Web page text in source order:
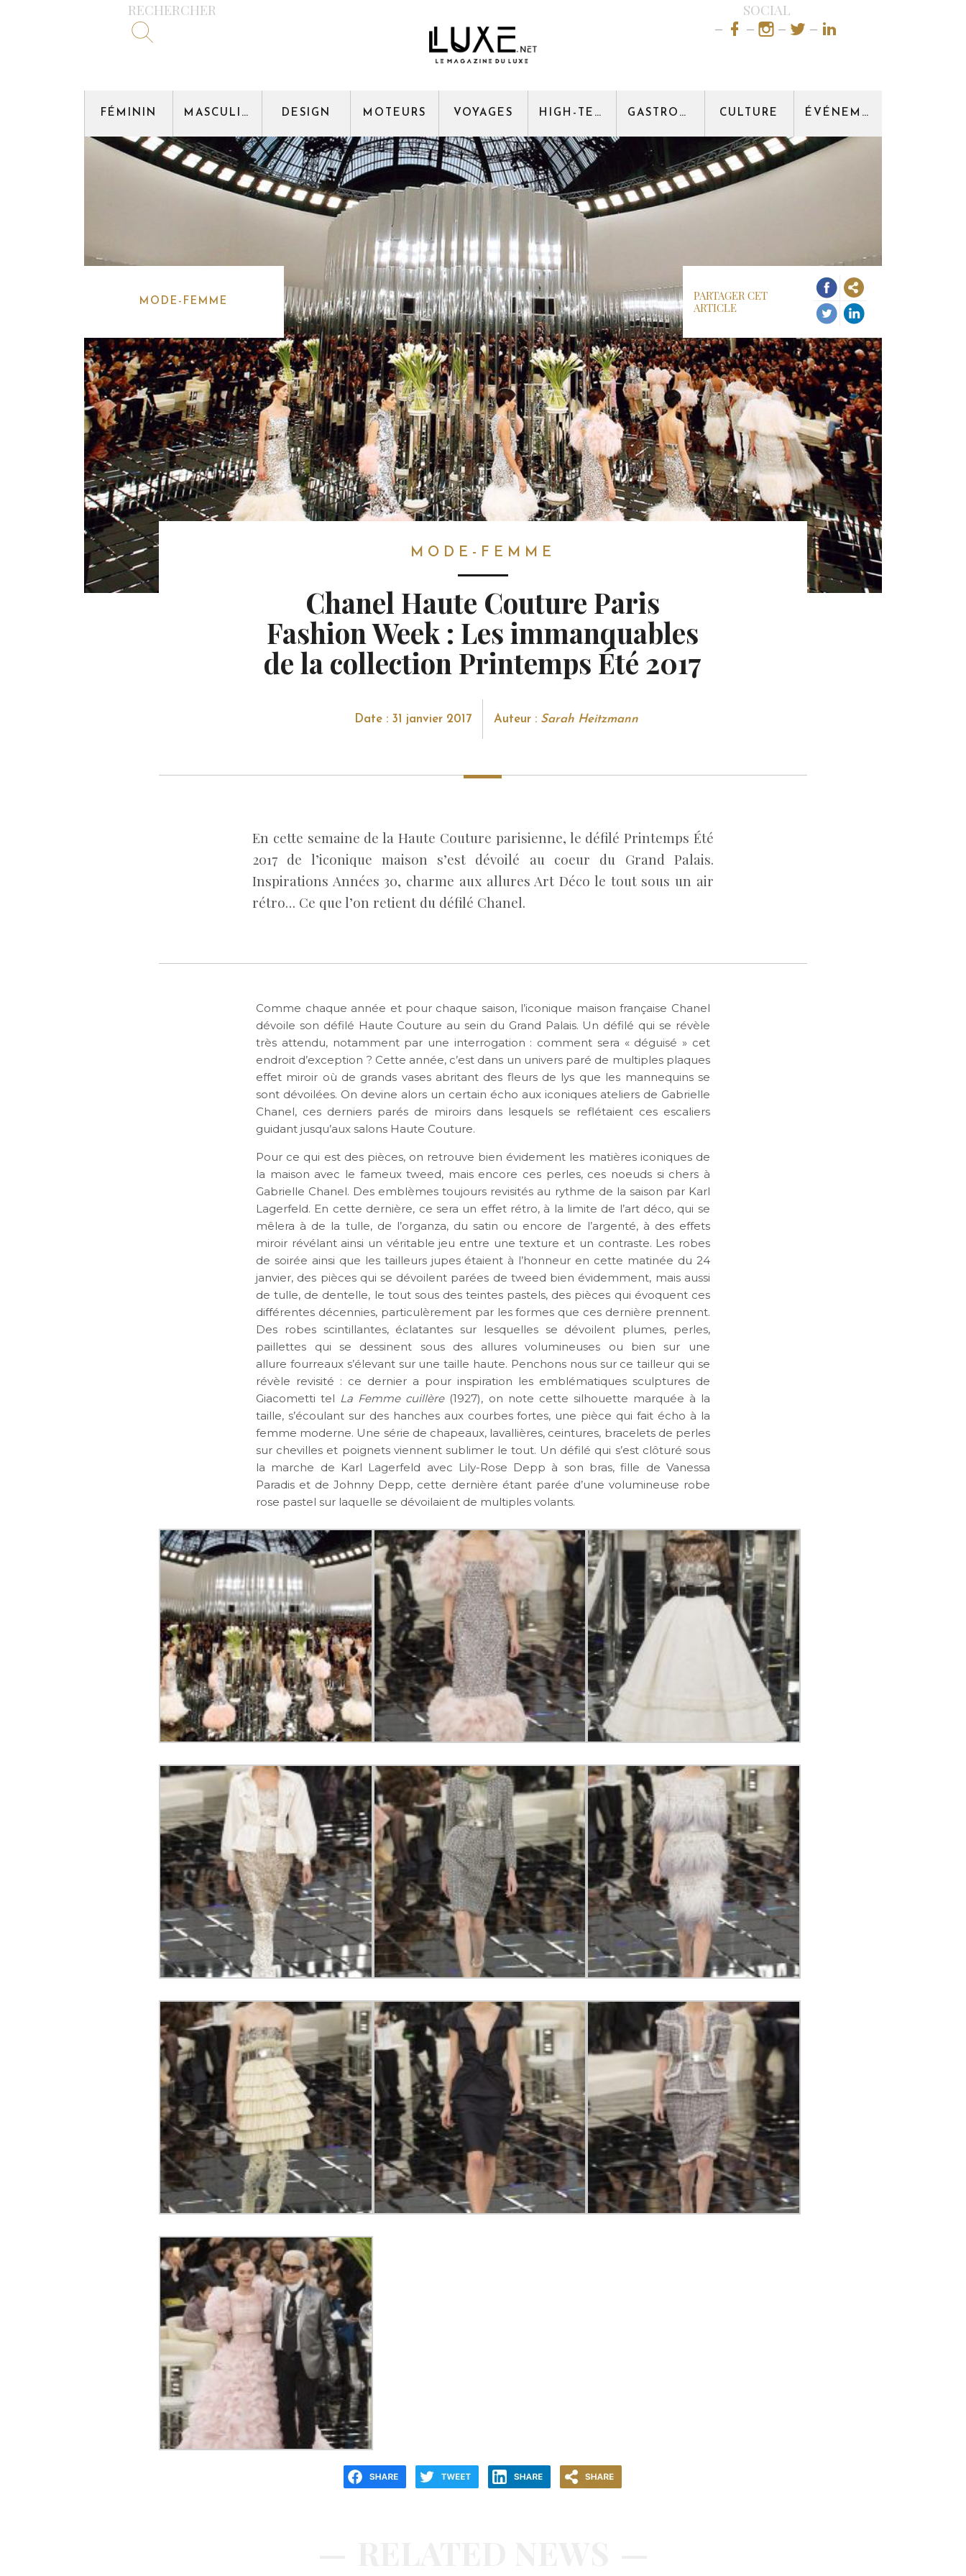
RECHERCHER SOCIAL
FÉMININ MASCULIN DESIGN MOTEURS VOYAGES HIGH-TECH GASTRONOMIE CULTURE ÉVÉNEMENT
MODE-FEMME
PARTAGER CET
ARTICLE
MODE-FEMME
Chanel Haute Couture Paris
Fashion Week : Les immanquables
de la collection Printemps Été 2017
Date : 31 janvier 2017 Auteur : Sarah Heitzmann
En cette semaine de la Haute Couture parisienne, le défilé Printemps Été
2017 de l’iconique maison s’est dévoilé au coeur du Grand Palais.
Inspirations Années 30, charme aux allures Art Déco le tout sous un air
rétro… Ce que l’on retient du défilé Chanel.
Comme chaque année et pour chaque saison, l’iconique maison française Chanel
dévoile son défilé Haute Couture au sein du Grand Palais. Un défilé qui se révèle
très attendu, notamment par une interrogation : comment sera « déguisé » cet
endroit d’exception ? Cette année, c’est dans un univers paré de multiples plaques
effet miroir où de grands vases abritant des fleurs de lys que les mannequins se
sont dévoilées. On devine alors un certain écho aux iconiques ateliers de Gabrielle
Chanel, ces derniers parés de miroirs dans lesquels se reflétaient ces escaliers
guidant jusqu’aux salons Haute Couture.
Pour ce qui est des pièces, on retrouve bien évidement les matières iconiques de
la maison avec le fameux tweed, mais encore ces perles, ces noeuds si chers à
Gabrielle Chanel. Des emblèmes toujours revisités au rythme de la saison par Karl
Lagerfeld. En cette dernière, ce sera un effet rétro, à la limite de l’art déco, qui se
mêlera à de la tulle, de l’organza, du satin ou encore de l’argenté, à des effets
miroir révélant ainsi un véritable jeu entre une texture et un contraste. Les robes
de soirée ainsi que les tailleurs jupes étaient à l’honneur en cette matinée du 24
janvier, des pièces qui se dévoilent parées de tweed bien évidemment, mais aussi
de tulle, de dentelle, le tout sous des teintes pastels, des pièces qui évoquent ces
différentes décennies, particulèrement par les formes que ces dernière prennent.
Des robes scintillantes, éclatantes sur lesquelles se dévoilent plumes, perles,
paillettes qui se dessinent sous des allures volumineuses ou bien sur une
allure fourreaux s’élevant sur une taille haute. Penchons nous sur ce tailleur qui se
révèle revisité : ce dernier a pour inspiration les emblématiques sculptures de
Giacometti tel La Femme cuillère(1927), on note cette silhouette marquée à la
taille, s’écoulant sur des hanches aux courbes fortes, une pièce qui fait écho à la
femme moderne. Une série de chapeaux, lavallières, ceintures, bracelets de perles
sur chevilles et poignets viennent sublimer le tout. Un défilé qui s’est clôturé sous
la marche de Karl Lagerfeld avec Lily-Rose Depp à son bras, fille de Vanessa
Paradis et de Johnny Depp, cette dernière étant parée d’une volumineuse robe
rose pastel sur laquelle se dévoilaient de multiples volants.